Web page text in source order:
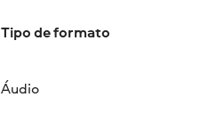
Tipo de formato
Áudio